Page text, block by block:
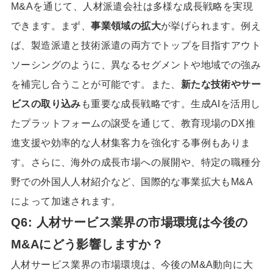
M&Aを通じて、人材派遣会社は多様な成長戦略を実現
できます。まず、事業領域の拡大が挙げられます。例え
ば、製造派遣と技術派遣の両方でトップを目指すアウト
ソーシングのように、異なるセグメントや地域での強み
を補完し合うことが可能です。また、 新たな技術やサー
ビスの取り込み も重要な成長戦略です。生成AIを活用し
たプラットフォームの譲受を通じて、教育現場のDX推
進支援や効率的な人材集客力を強化する事例もありま
す。さらに、海外の成長市場への展開や、特定の職種分
野での外国人人材紹介など、国際的な事業拡大もM&A
によって加速されます。
Q6: 人材サービス業界の市場環境は今後の
M&Aにどう影響しますか？
人材サービス業界の市場環境は、今後のM&A動向に大